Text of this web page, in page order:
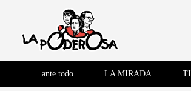
La Poderosa
brazo literario del movimiento
La Poderosa
Revista de cultura villera, brazo literario
ante todo LA MIRADA